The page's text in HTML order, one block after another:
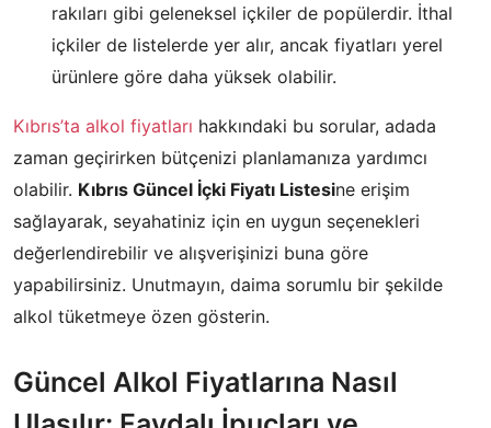
rakıları gibi geleneksel içkiler de popülerdir. İthal
içkiler de listelerde yer alır, ancak fiyatları yerel
ürünlere göre daha yüksek olabilir.
Kıbrıs’ta alkol fiyatları hakkındaki bu sorular, adada
zaman geçirirken bütçenizi planlamanıza yardımcı
olabilir. Kıbrıs Güncel İçki Fiyatı Listesine erişim
sağlayarak, seyahatiniz için en uygun seçenekleri
değerlendirebilir ve alışverişinizi buna göre
yapabilirsiniz. Unutmayın, daima sorumlu bir şekilde
alkol tüketmeye özen gösterin.
Güncel Alkol Fiyatlarına Nasıl